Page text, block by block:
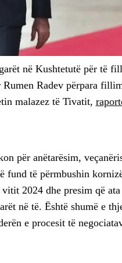
në Kushtetutë për të
Radev përpara
malazez të Tivatit,
për anëtarësim,
fund të përmbushin
2024 dhe presim që
në të. Është shumë e
e procesit të